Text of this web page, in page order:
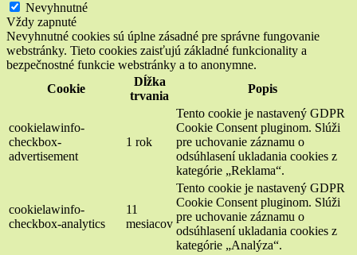
Nevyhnutné
Vždy zapnuté
Nevyhnutné cookies sú úplne zásadné pre správne fungovanie
webstránky. Tieto cookies zaisťujú základné funkcionality a
bezpečnostné funkcie webstránky a to anonymne.
Cookie
Dĺžka
trvania
Popis
cookielawinfo-
checkbox-
advertisement
1 rok
Tento cookie je nastavený GDPR
Cookie Consent pluginom. Slúži
pre uchovanie záznamu o
odsúhlasení ukladania cookies z
kategórie „Reklama“.
cookielawinfo-
checkbox-analytics
11
mesiacov
Tento cookie je nastavený GDPR
Cookie Consent pluginom. Slúži
pre uchovanie záznamu o
odsúhlasení ukladania cookies z
kategórie „Analýza“.